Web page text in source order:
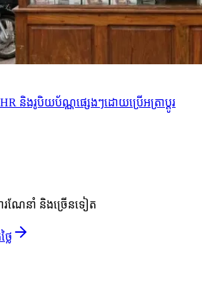
និងរូបិយប័ណ្ណផ្សេងៗដោយប្រើអត្រាប្ដូរ
រណែនាំ និងច្រើនទៀត
ៃ